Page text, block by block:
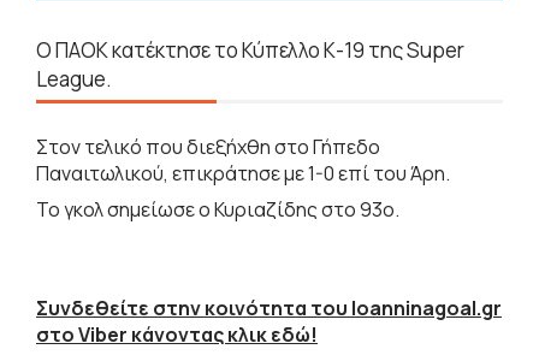
Ο ΠΑΟΚ κατέκτησε το Κύπελλο Κ-19 της Super
League.
Στον τελικό που διεξήχθη στο Γήπεδο
Παναιτωλικού, επικράτησε με 1-0 επί του Άρη.
Το γκολ σημείωσε ο Κυριαζίδης στο 93ο.
Συνδεθείτε στην κοινότητα του Ioanninagoal.gr
στο Viber κάνοντας κλικ εδώ!